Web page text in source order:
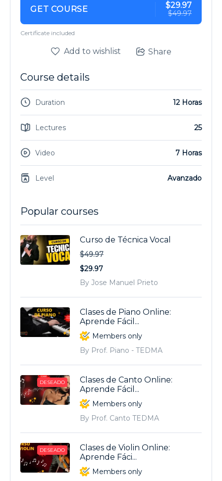
GET COURSE $29.97
$49.97
Certificate included
Add to wishlist Share
Course details
Duration 12 Horas
Lectures 25
Video 7 Horas
Level Avanzado
Popular courses
Curso de Técnica Vocal
$49.97
$29.97
By Jose Manuel Prieto
Clases de Piano Online:
Aprende Fácil...
Members only
By Prof. Piano - TEDMA
DESEADO
Clases de Canto Online:
Aprende Fácil...
Members only
By Prof. Canto TEDMA
DESEADO
Clases de Violin Online:
Aprende Fáci...
Members only